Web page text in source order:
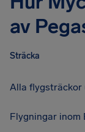
av
Sträcka
Alla flygsträckor
Flygningar inom